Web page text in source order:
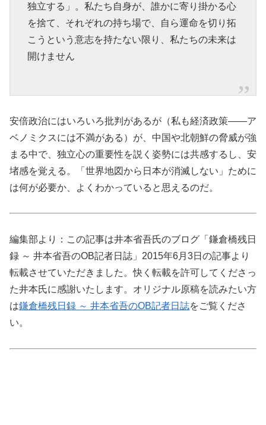
独立する」。私たち自身が、誰かに寄り掛かる心
を捨て、それぞれの持ち場で、自ら運命を切り拓
こうという意志を持たない限り、私たちの未来は
開けません
安倍政治にはいろいろ批判があるが（私も経済政策――ア
ベノミクスには不満がある）が、中国や北朝鮮の脅威が強
まる中で、独立心の重要性を説く姿勢には共感するし、安
堵感を覚える。「世界地図から日本が消滅しない」ために
は何が必要か、よくわかっていると思えるのだ。
編集部より：この記事は井本省吾氏のブログ「鎌倉橋残日
録 ～ 井本省吾のOB記者日誌」2015年6月3日の記事より
転載させていただきました。快く転載を許可してくださっ
た井本氏に感謝いたします。オリジナル原稿を読みたい方
は鎌倉橋残日録 ～ 井本省吾のOB記者日誌をご覧くださ
い。